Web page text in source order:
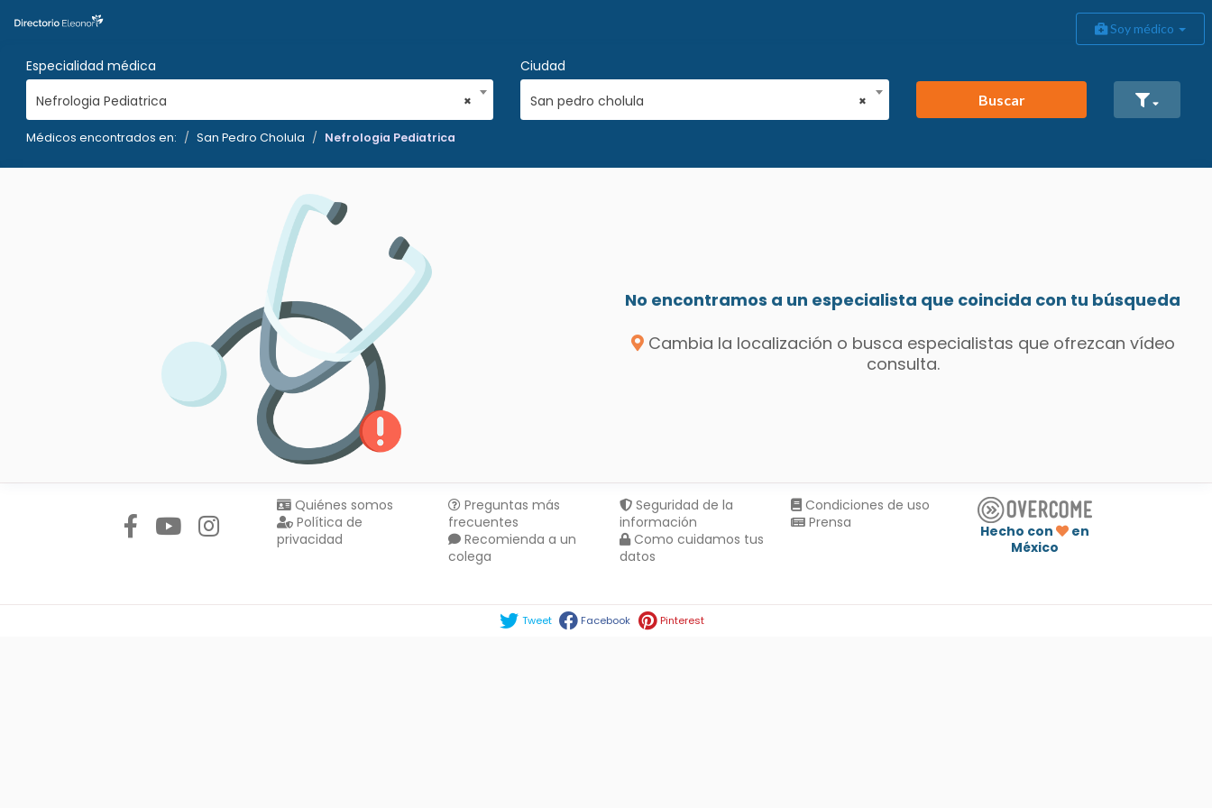
Soy médico
Especialidad médica
×
Nefrologia Pediatrica
Ciudad
×
San pedro cholula Buscar
Médicos encontrados en: San Pedro Cholula Nefrologia Pediatrica
No encontramos a un especialista que coincida con tu búsqueda
Cambia la localización o busca especialistas que ofrezcan vídeo
consulta.
Quiénes somos
Política de
privacidad
Preguntas más
frecuentes
Recomienda a un
colega
Seguridad de la
información
Como cuidamos tus
datos
Condiciones de uso
Prensa
Hecho con
en
México
Tweet Facebook Pinterest